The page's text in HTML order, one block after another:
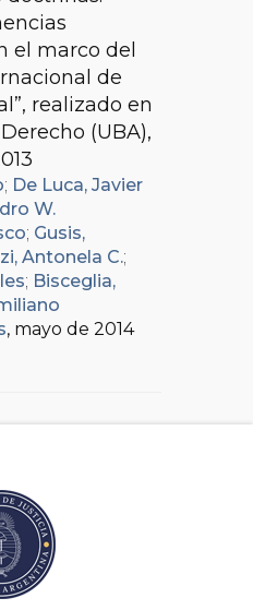
el marco del
de
realizado en
(UBA),
; De Luca, Javier
W.
; Gusis,
Antonela C.;
; Bisceglia,
, mayo de 2014